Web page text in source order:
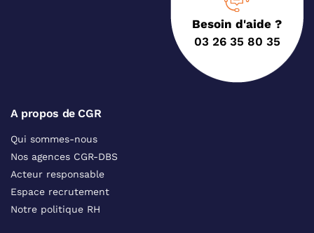
Besoin d'aide ?
03 26 35 80 35
A propos de CGR
Qui sommes-nous
Nos agences CGR-DBS
Acteur responsable
Espace recrutement
Notre politique RH